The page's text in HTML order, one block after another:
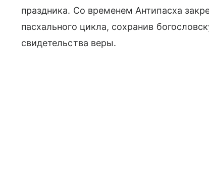
праздника. Со временем Антипасха
пасхального цикла, сохранив
свидетельства веры.